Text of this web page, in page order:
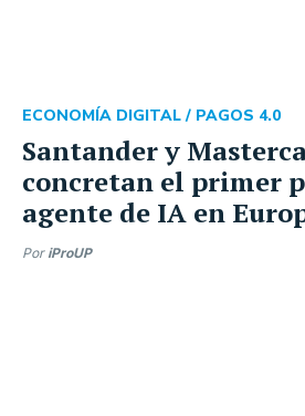
Santander y
concretan el primer
agente de IA en
ECONOMÍA DIGITAL / PAGOS 4.0
Por iProUP